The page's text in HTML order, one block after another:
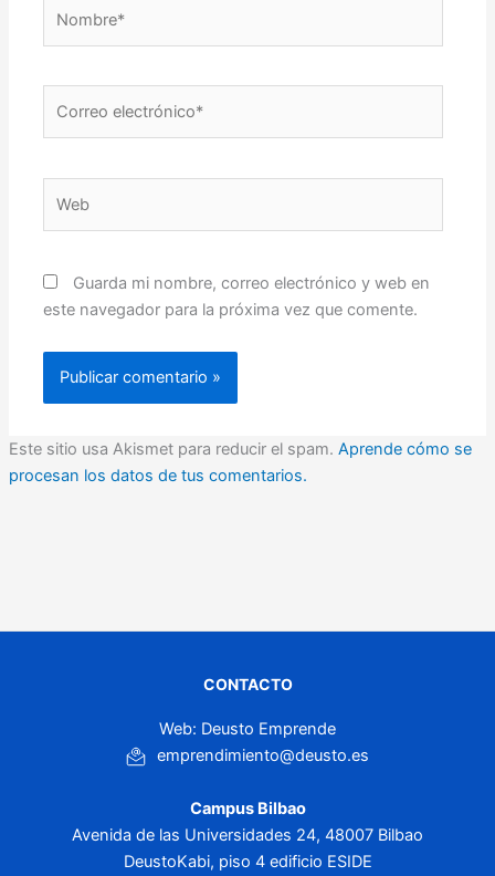
Guarda mi nombre, correo electrónico y web en
este navegador para la próxima vez que comente.
Este sitio usa Akismet para reducir el spam. Aprende cómo se
procesan los datos de tus comentarios.
CONTACTO
Web: Deusto Emprende
emprendimiento@deusto.es
Campus Bilbao
Avenida de las Universidades 24, 48007 Bilbao
DeustoKabi, piso 4 edificio ESIDE